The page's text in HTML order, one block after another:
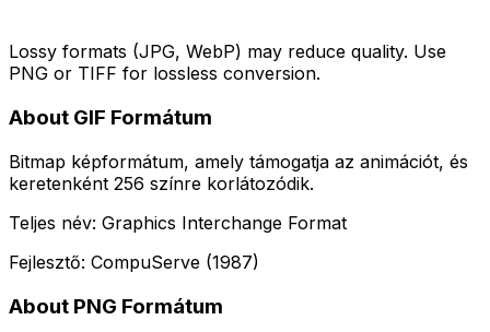
Lossy formats (JPG, WebP) may reduce quality. Use
PNG or TIFF for lossless conversion.
About GIF Formátum
Bitmap képformátum, amely támogatja az animációt, és
keretenként 256 színre korlátozódik.
Teljes név: Graphics Interchange Format
Fejlesztő: CompuServe (1987)
About PNG Formátum